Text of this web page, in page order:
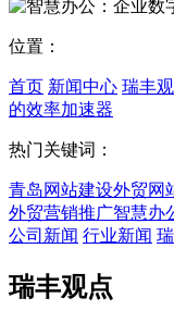
位置：
首页 新闻中心 瑞丰
的效率加速器
热门关键词：
青岛网站建设外贸网
外贸营销推广智慧办
公司新闻 行业新闻
瑞丰观点